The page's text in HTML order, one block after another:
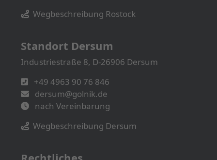
Wegbeschreibung Rostock
Standort Dersum
Industriestraße 8, D-26906 Dersum
+49 4963 90 76 846
dersum@golnik.de
nach Vereinbarung
Wegbeschreibung Dersum